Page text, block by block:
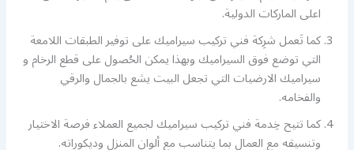
اعلى الماركات الدولية.
كما تَعمل شرِكة فني تركيب سيراميك على توفير الطبقات اللامعة
التي توضع فوق السيراميك وبهذا يمكن الحُصول على قطع الرخام و
سيراميك الارضيات التي تجعل البيت يشع بالجمال والرقي
والفخامه.
كما تتيح خِدمة فني تركيب سيراميك لجميع العملاء فرصة الاختيار
وتنسيقه مع العمال بما يتناسب مع ألوان المنزل وديكوراته.